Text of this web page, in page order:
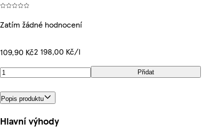
Zatím žádné hodnocení
109,90 Kč2 198,00 Kč/l
Přidat
Popis produktu
Hlavní výhody